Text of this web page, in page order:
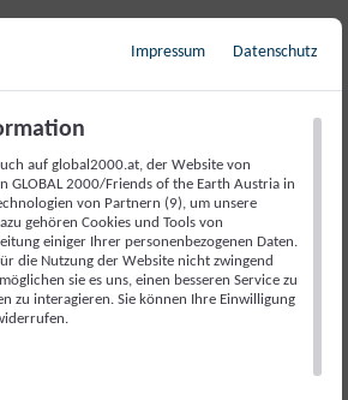
Impressum Datenschutz
auf global2000.at, der Website von
GLOBAL 2000/Friends of the Earth Austria in
von Partnern (9), um unsere
gehören Cookies und Tools von
einiger Ihrer personenbezogenen Daten.
die Nutzung der Website nicht zwingend
sie es uns, einen besseren Service zu
zu interagieren. Sie können Ihre Einwilligung